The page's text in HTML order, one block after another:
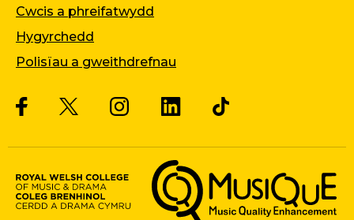
Cwcis a phreifatwydd
Hygyrchedd
Polisïau a gweithdrefnau
Musique, Music Quality